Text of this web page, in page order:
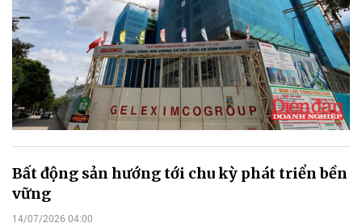
Bất động sản hướng tới chu kỳ phát triển bền
vững
14/07/2026 04:00